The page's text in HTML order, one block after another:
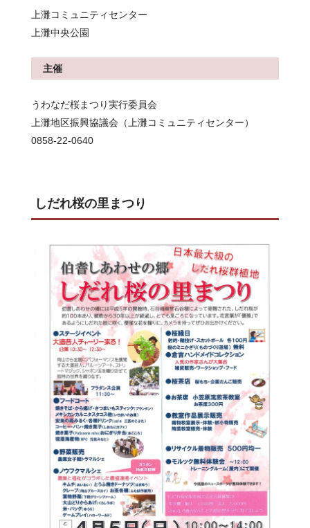
上灘コミュニティセンター
上灘中央公園
主催
うわなだ桜まつり実行委員会
上灘地区振興協議会（上灘コミュニティセンター）
0858-22-0640
しだれ桜の里まつり